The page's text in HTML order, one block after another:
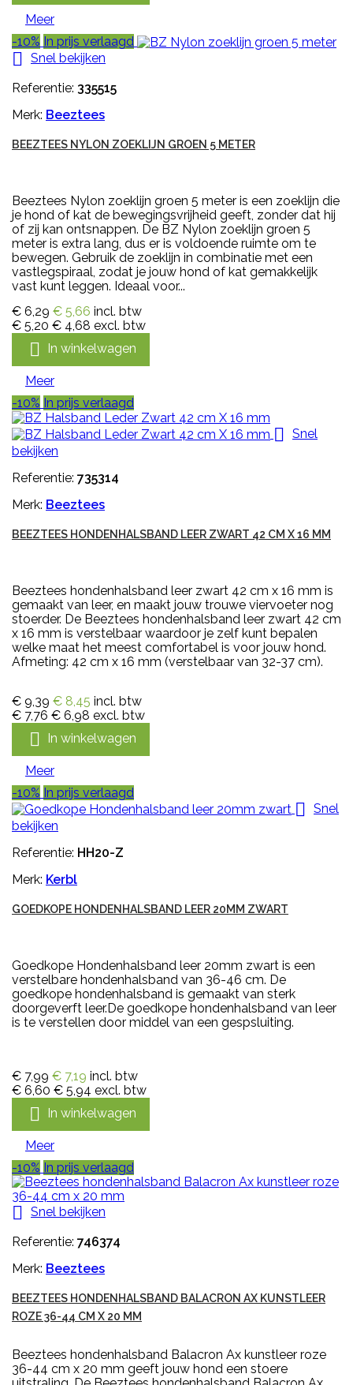
Meer
-10% In prijs verlaagd
 Snel bekijken
Referentie: 335515
Merk: Beeztees
BEEZTEES NYLON ZOEKLIJN GROEN 5 METER
Beeztees Nylon zoeklijn groen 5 meter is een zoeklijn die
je hond of kat de bewegingsvrijheid geeft, zonder dat hij
of zij kan ontsnappen. De BZ Nylon zoeklijn groen 5
meter is extra lang, dus er is voldoende ruimte om te
bewegen. Gebruik de zoeklijn in combinatie met een
vastlegspiraal, zodat je jouw hond of kat gemakkelijk
vast kunt leggen. Ideaal voor...
€ 6,29 € 5,66 incl. btw
€ 5,20 € 4,68 excl. btw
 In winkelwagen
Meer
-10% In prijs verlaagd
 Snel
bekijken
Referentie: 735314
Merk: Beeztees
BEEZTEES HONDENHALSBAND LEER ZWART 42 CM X 16 MM
Beeztees hondenhalsband leer zwart 42 cm x 16 mm is
gemaakt van leer, en maakt jouw trouwe viervoeter nog
stoerder. De Beeztees hondenhalsband leer zwart 42 cm
x 16 mm is verstelbaar waardoor je zelf kunt bepalen
welke maat het meest comfortabel is voor jouw hond.
Afmeting: 42 cm x 16 mm (verstelbaar van 32-37 cm).
€ 9,39 € 8,45 incl. btw
€ 7,76 € 6,98 excl. btw
 In winkelwagen
Meer
-10% In prijs verlaagd
 Snel
bekijken
Referentie: HH20-Z
Merk: Kerbl
GOEDKOPE HONDENHALSBAND LEER 20MM ZWART
Goedkope Hondenhalsband leer 20mm zwart is een
verstelbare hondenhalsband van 36-46 cm. De
goedkope hondenhalsband is gemaakt van sterk
doorgeverft leer.De goedkope hondenhalsband van leer
is te verstellen door middel van een gespsluiting.
€ 7,99 € 7,19 incl. btw
€ 6,60 € 5,94 excl. btw
 In winkelwagen
Meer
-10% In prijs verlaagd
 Snel bekijken
Referentie: 746374
Merk: Beeztees
BEEZTEES HONDENHALSBAND BALACRON AX KUNSTLEER
ROZE 36-44 CM X 20 MM
Beeztees hondenhalsband Balacron Ax kunstleer roze
36-44 cm x 20 mm geeft jouw hond een stoere